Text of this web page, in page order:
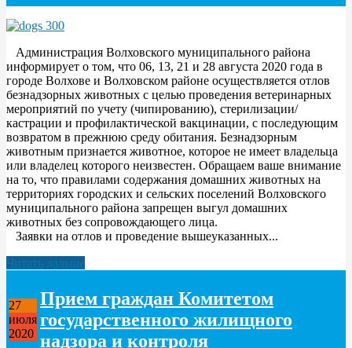
Администрация Волховского муниципального района
информирует о том, что 06, 13, 21 и 28 августа 2020 года в
городе Волхове и Волховском районе осуществляется отлов
безнадзорных животных с целью проведения ветеринарных
мероприятий по учету (чипированию), стерилизации/
кастрации и профилактической вакцинации, с последующим
возвратом в прежнюю среду обитания. Безнадзорным
животным признается животное, которое не имеет владельца
или владелец которого неизвестен. Обращаем ваше внимание
на то, что правилами содержания домашних животных на
территориях городских и сельских поселений Волховского
муниципального района запрещен выгул домашних
животных без сопровождающего лица.
Заявки на отлов и проведение вышеуказанных...
Читать дальше
27
июля
2020
Прием граждан Комитетом
государственного жилищного
надзора и контроля